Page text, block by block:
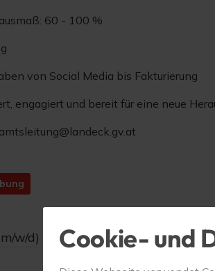
60 - 100 %
von Social Media bis Fakturierung
engagiert und bereit für eine neue
Cookie- und